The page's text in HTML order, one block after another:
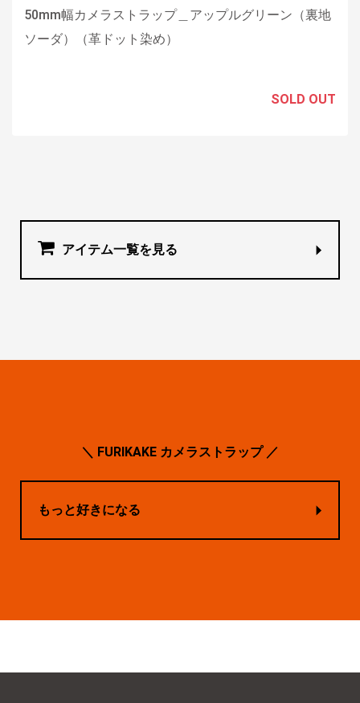
50mm幅カメラストラップ＿アップルグリーン（裏地
ソーダ）（革ドット染め）
SOLD OUT
アイテム一覧を見る
＼ FURIKAKE カメラストラップ ／
もっと好きになる